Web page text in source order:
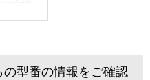
の型番の情報をご確認